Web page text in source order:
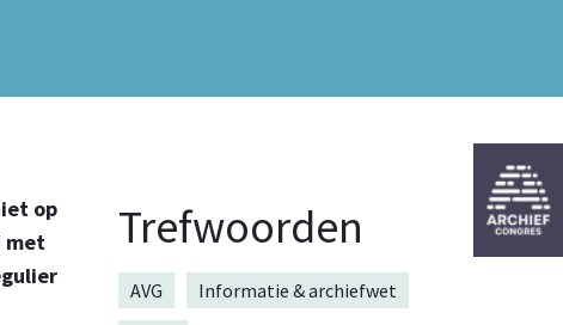
Trefwoorden
AVG
Informatie & archiefwet
op
met